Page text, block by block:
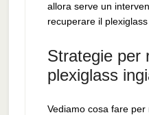
allora serve un
recuperare il
Strategie per
plexiglass
Vediamo cosa fare